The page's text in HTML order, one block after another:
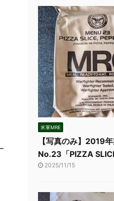
米軍MRE
【写真のみ】2019
No.23「PIZZA
2025/11/15